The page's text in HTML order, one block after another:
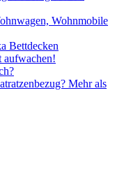
Wohnmobile
Bettdecken
aufwachen!
Mehr als